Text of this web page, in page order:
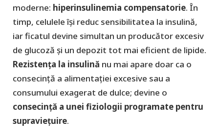
moderne: hiperinsulinemia compensatorie. În
timp, celulele își reduc sensibilitatea la insulină,
iar ficatul devine simultan un producător excesiv
de glucoză și un depozit tot mai eficient de lipide.
Rezistența la insulină nu mai apare doar ca o
consecință a alimentației excesive sau a
consumului exagerat de dulce; devine o
consecință a unei fiziologii programate pentru
supraviețuire.